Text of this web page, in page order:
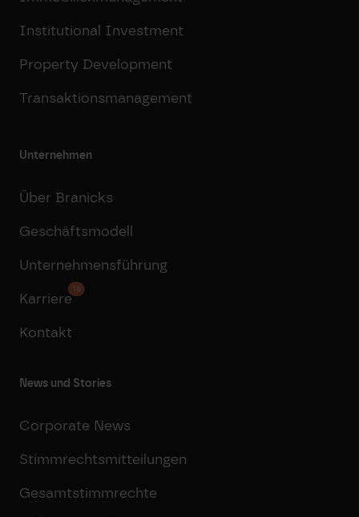
Institutional Investment
Property Development
Transaktionsmanagement
Unternehmen
Über Branicks
Geschäftsmodell
Unternehmensführung
Karriere
16
Kontakt
News und Stories
Corporate News
Stimmrechtsmitteilungen
Gesamtstimmrechte